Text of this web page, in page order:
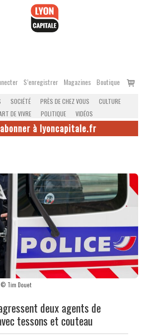
S’enregistrer Magazines Boutique
Voir
SOCIÉTÉ PRÈS DE CHEZ VOUS
CULTURE
DE VIVRE
POLITIQUE VIDÉOS
à lyoncapitale.fr
Tim Douet
deux agents de
tessons et couteau